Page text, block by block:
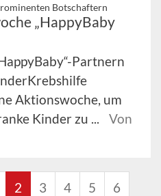
Botschaftern
„HappyBaby
Partnern
Aktionswoche, um
Kinder zu ...
Von
2 3 4 5 6